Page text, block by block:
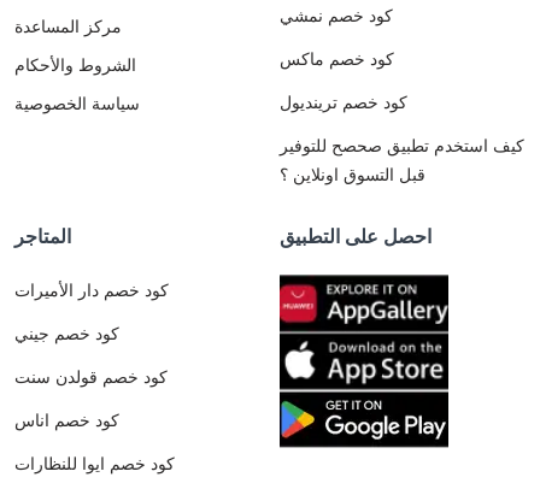
مركز المساعدة
الشروط والأحكام
سياسة الخصوصية
كود خصم نمشي
كود خصم ماكس
كود خصم ترينديول
كيف استخدم تطبيق صحصح للتوفير
قبل التسوق اونلاين ؟
المتاجر
كود خصم دار الأميرات
كود خصم جيني
كود خصم قولدن سنت
كود خصم اناس
كود خصم ايوا للنظارات
احصل على التطبيق